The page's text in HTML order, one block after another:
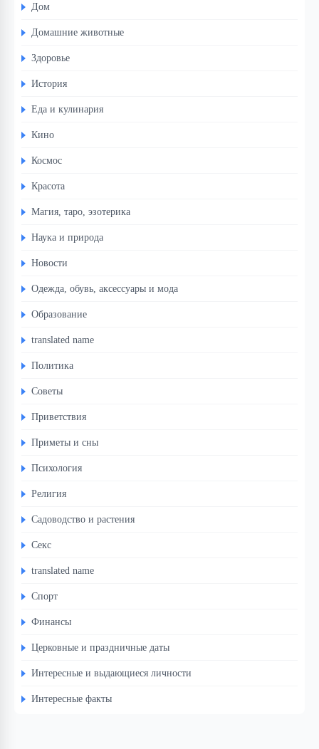
Дом
Домашние животные
Здоровье
История
Еда и кулинария
Кино
Космос
Красота
Магия, таро, эзотерика
Наука и природа
Новости
Одежда, обувь, аксессуары и мода
Образование
translated name
Политика
Советы
Приветствия
Приметы и сны
Психология
Религия
Садоводство и растения
Секс
translated name
Спорт
Финансы
Церковные и праздничные даты
Интересные и выдающиеся личности
Интересные факты